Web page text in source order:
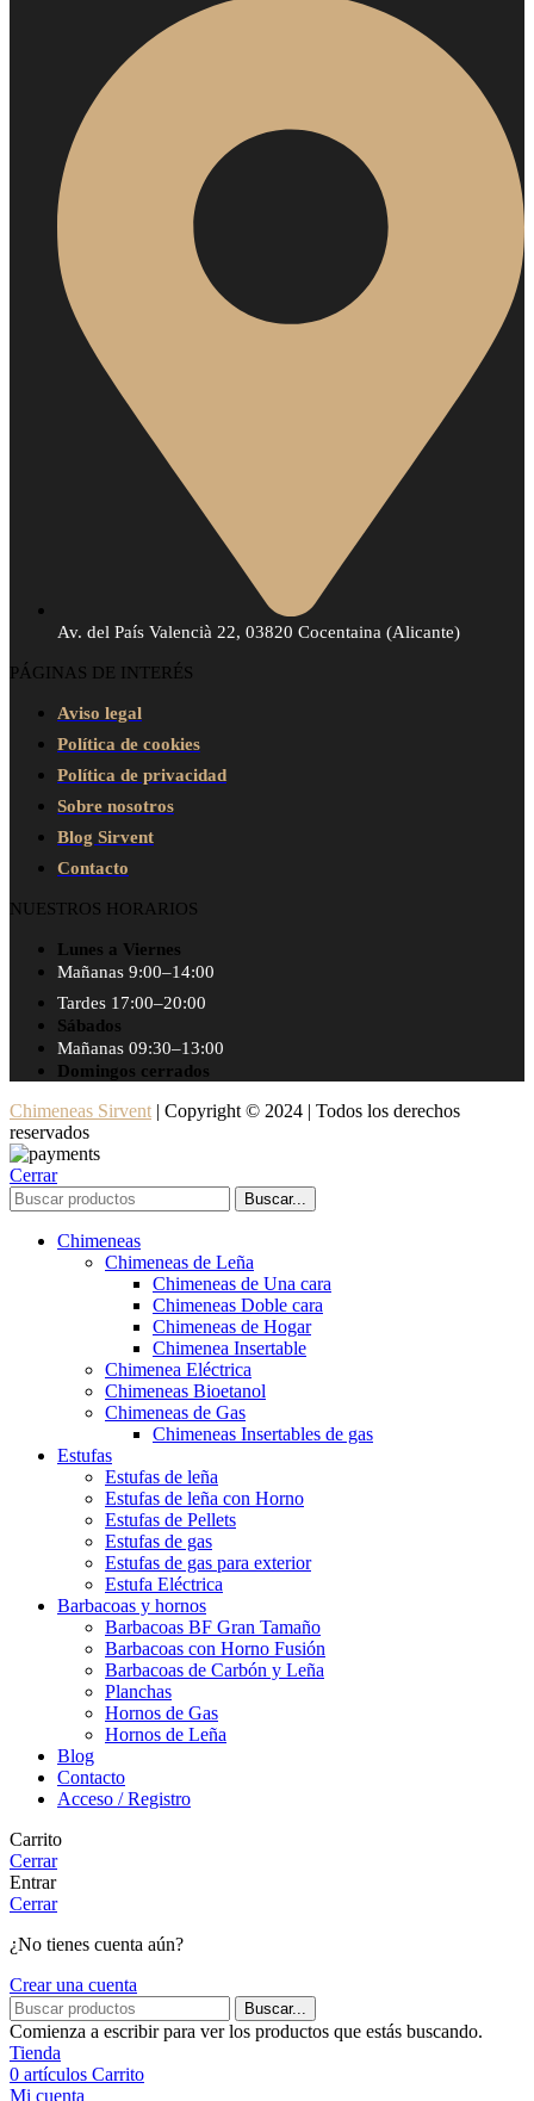
Av. del País Valencià 22, 03820 Cocentaina (Alicante)
PÁGINAS DE INTERÉS
Aviso legal
Política de cookies
Política de privacidad
Sobre nosotros
Blog Sirvent
Contacto
NUESTROS HORARIOS
Lunes a Viernes
Mañanas 9:00–14:00
Tardes 17:00–20:00
Sábados
Mañanas 09:30–13:00
Domingos cerrados
Chimeneas Sirvent | Copyright © 2024 | Todos los derechos
reservados
Cerrar
Buscar...
Chimeneas
Chimeneas de Leña
Chimeneas de Una cara
Chimeneas Doble cara
Chimeneas de Hogar
Chimenea Insertable
Chimenea Eléctrica
Chimeneas Bioetanol
Chimeneas de Gas
Chimeneas Insertables de gas
Estufas
Estufas de leña
Estufas de leña con Horno
Estufas de Pellets
Estufas de gas
Estufas de gas para exterior
Estufa Eléctrica
Barbacoas y hornos
Barbacoas BF Gran Tamaño
Barbacoas con Horno Fusión
Barbacoas de Carbón y Leña
Planchas
Hornos de Gas
Hornos de Leña
Blog
Contacto
Acceso / Registro
Carrito
Cerrar
Entrar
Cerrar
¿No tienes cuenta aún?
Crear una cuenta
Buscar...
Comienza a escribir para ver los productos que estás buscando.
Tienda
0 artículos Carrito
Mi cuenta